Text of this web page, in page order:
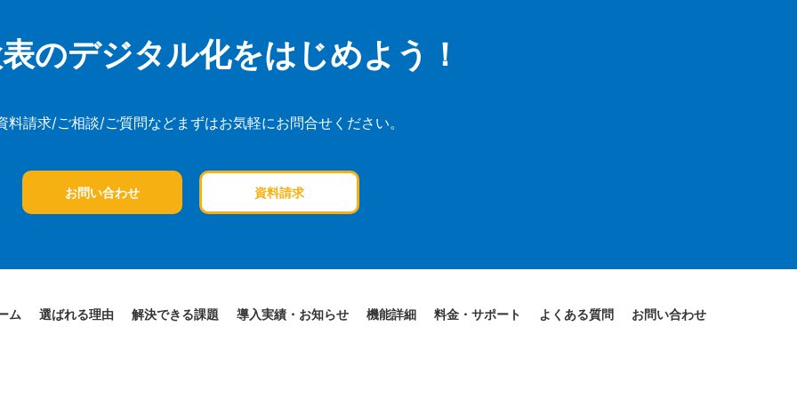
のデジタル化をはじめよう！
料請求/ご相談/ご質問などまずはお気軽にお問合せください。
お問い合わせ 資料請求
ム 選ばれる理由 解決できる課題 導入実績・お知らせ 機能詳細 料金・サポート よくある質問 お問い合わせ